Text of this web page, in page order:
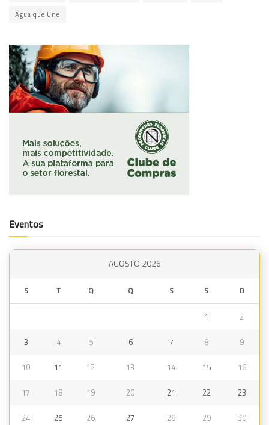
Água que Une
Eventos
AGOSTO 2026
S T Q Q S S D
1 2
3 4 5 6 7 8 9
10 11 12 13 14 15 16
17 18 19 20 21 22 23
24 25 26 27 28 29 30